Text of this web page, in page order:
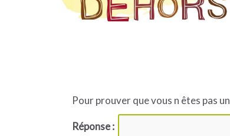
Pour prouver que vous n êtes pas
Réponse :